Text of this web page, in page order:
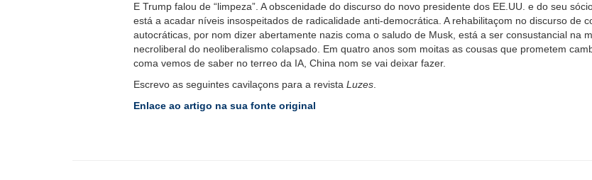
E Trump falou de “limpeza”. A obscenidade do discurso do novo presidente dos EE.UU. e do seu
está a acadar níveis insospeitados de radicalidade anti-democrática. A rehabilitaçom no discurso de
autocráticas, por nom dizer abertamente nazis coma o saludo de Musk, está a ser consustancial na
necroliberal do neoliberalismo colapsado. Em quatro anos som moitas as cousas que prometem
coma vemos de saber no terreo da IA, China nom se vai deixar fazer.
Escrevo as seguintes cavilaçons para a revista Luzes.
Enlace ao artigo na sua fonte original